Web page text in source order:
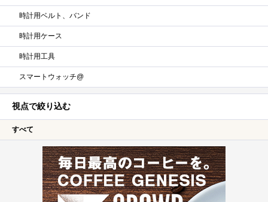
時計用ベルト、バンド
時計用ケース
時計用工具
スマートウォッチ@
視点で絞り込む
すべて